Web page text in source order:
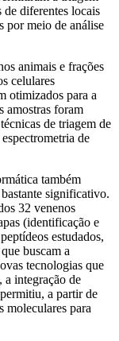
diferentes locais
por meio de análise
animais e frações
celulares
otimizados para a
amostras foram
de triagem de
de
também
significativo.
32 venenos
(identificação e
estudados,
buscam a
tecnologias que
a integração de
a partir de
moleculares para